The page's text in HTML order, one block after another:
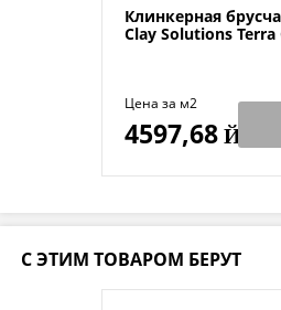
Клинкерная
Clay Solutions Terra
Цена за м2
4597,68Й
С ЭТИМ ТОВАРОМ БЕРУТ